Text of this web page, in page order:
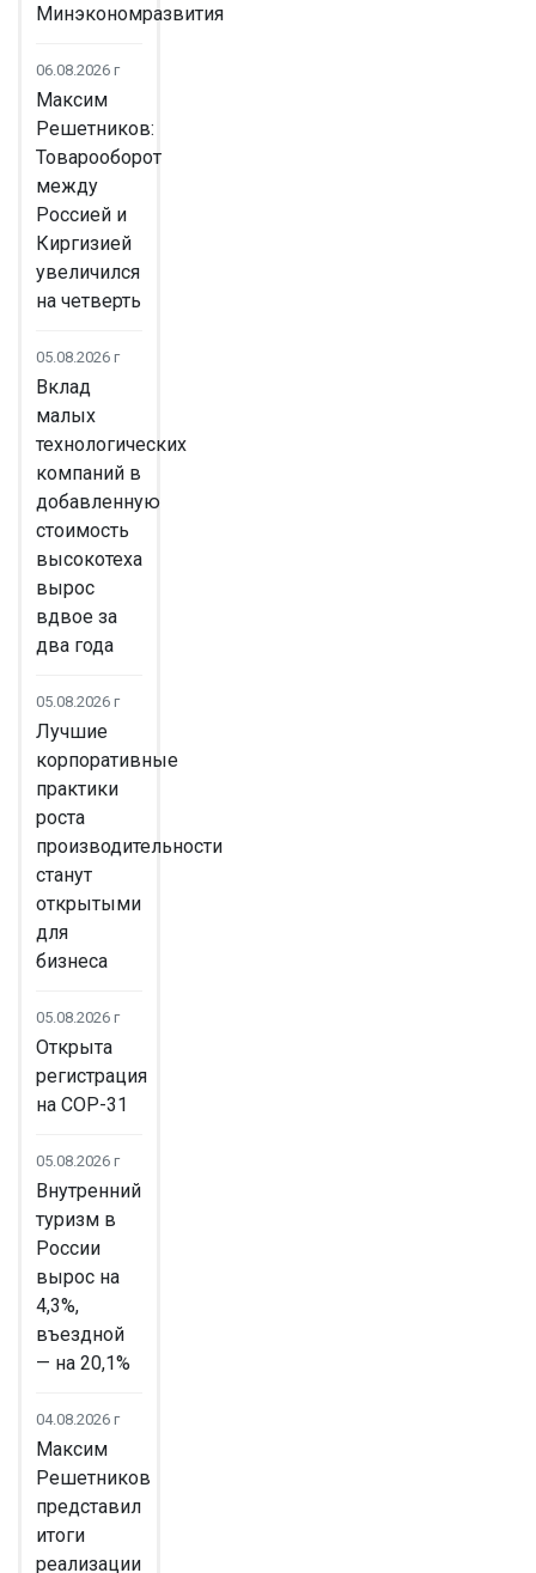
Минэкономразвития
06.08.2026 г
Максим
Решетников:
Товарооборот
между
Россией и
Киргизией
увеличился
на четверть
05.08.2026 г
Вклад
малых
технологических
компаний в
добавленную
стоимость
высокотеха
вырос
вдвое за
два года
05.08.2026 г
Лучшие
корпоративные
практики
роста
производительности
станут
открытыми
для
бизнеса
05.08.2026 г
Открыта
регистрация
на COP-31
05.08.2026 г
Внутренний
туризм в
России
вырос на
4,3%,
въездной
— на 20,1%
04.08.2026 г
Максим
Решетников
представил
итоги
реализации